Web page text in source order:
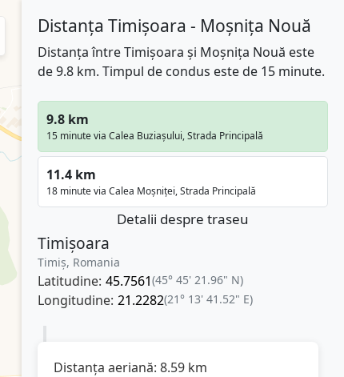
Distanța Timișoara - Moșnița Nouă
Distanța între Timișoara și Moșnița Nouă este
de 9.8 km. Timpul de condus este de 15 minute.
9.8 km
15 minute via Calea Buziașului, Strada Principală
11.4 km
18 minute via Calea Moșniței, Strada Principală
Detalii despre traseu
Timișoara
Timiș, Romania
Latitudine: 45.7561(45° 45' 21.96" N)
Longitudine: 21.2282(21° 13' 41.52" E)
Distanța aeriană: 8.59 km